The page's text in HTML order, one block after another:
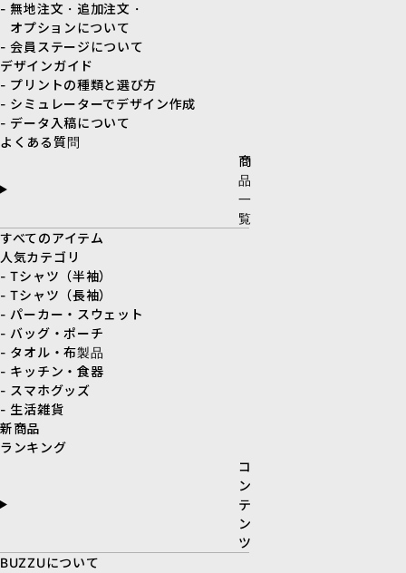
- 無地注文・追加注文・
オプションについて
- 会員ステージについて
デザインガイド
- プリントの種類と選び方
- シミュレーターでデザイン作成
- データ入稿について
よくある質問
商
品
一
覧
すべてのアイテム
人気カテゴリ
- Tシャツ（半袖）
- Tシャツ（長袖）
- パーカー・スウェット
- バッグ・ポーチ
- タオル・布製品
- キッチン・食器
- スマホグッズ
- 生活雑貨
新商品
ランキング
コ
ン
テ
ン
ツ
BUZZUについて